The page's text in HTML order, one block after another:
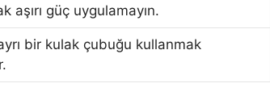
aşırı güç uygulamayın.
bir kulak çubuğu kullanmak